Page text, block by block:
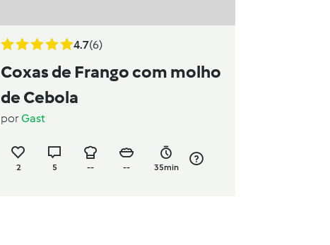
4.7(6)
Coxas de Frango com molho
de Cebola
porGast
2 5 -- -- 35min